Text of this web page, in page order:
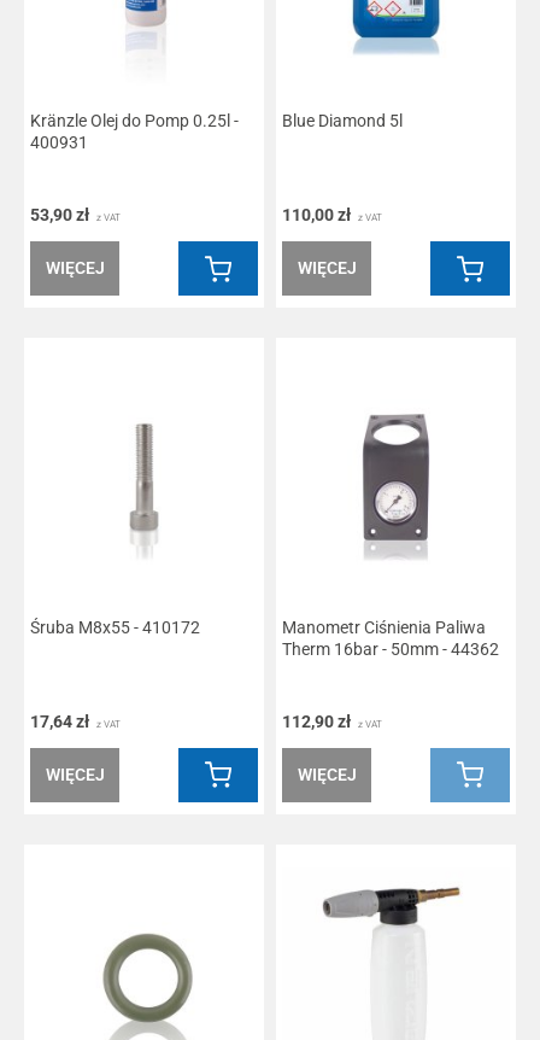
Kränzle Olej do Pomp 0.25l -
400931
53,90 zł z VAT
WIĘCEJ
Blue Diamond 5l
110,00 zł z VAT
WIĘCEJ
Śruba M8x55 - 410172
17,64 zł z VAT
WIĘCEJ
Manometr Ciśnienia Paliwa
Therm 16bar - 50mm - 44362
112,90 zł z VAT
WIĘCEJ